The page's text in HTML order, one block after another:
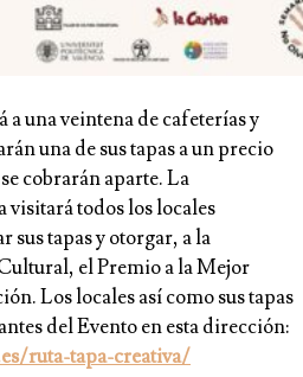
a una veintena de cafeterías y
una de sus tapas a un precio
cobrarán aparte. La
visitará todos los locales
tapas y otorgar, a la
el Premio a la Mejor
Los locales así como sus tapas
del Evento en esta dirección:
ruta-tapa-creativa/